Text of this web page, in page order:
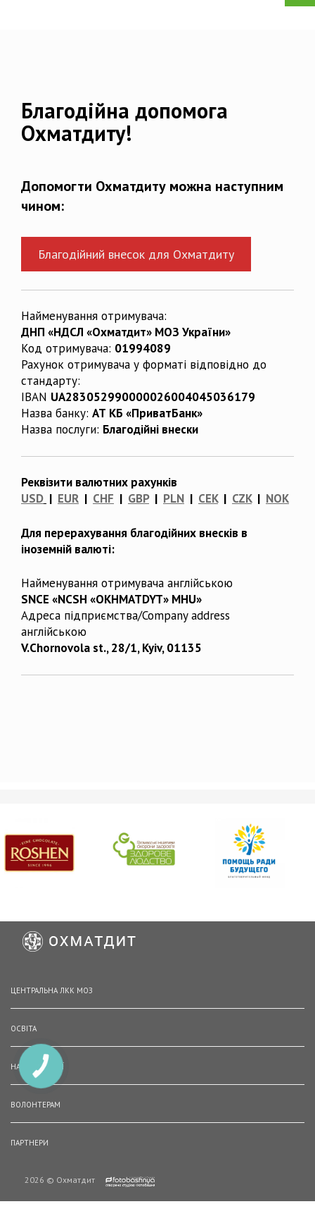
Благодійна допомога
Охматдиту!
Допомогти Охматдиту можна наступним
чином:
Благодійний внесок для Охматдиту
Найменування отримувача:
ДНП «НДСЛ «Охматдит» МОЗ України»
Код отримувача: 01994089
Рахунок отримувача у форматі відповідно до
стандарту:
IBAN UA283052990000026004045036179
Назва банку: АТ КБ «ПриватБанк»
Назва послуги: Благодійні внески
Реквізити валютних рахунків
USD | EUR | CHF | GBP| PLN | CEK| CZK| NOK
Для перерахування благодійних внесків в
іноземній валюті:
Найменування отримувача англійською
SNCE «NCSH «OKHMATDYT» MHU»
Адреса підприємства/Company address
англійською
V.Chornovola st., 28/1, Kyiv, 01135
ЦЕНТРАЛЬНА ЛКК МОЗ
ОСВІТА
НАШІ ВАКАНСІЇ
ВОЛОНТЕРАМ
ПАРТНЕРИ
2026 © Охматдит
КНОПКА
ЗВ'ЯЗКУ